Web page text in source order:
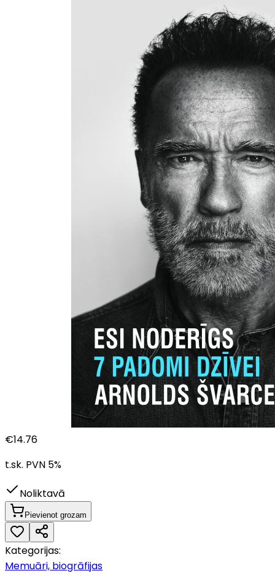
€14.76
t.sk. PVN 5%
Noliktavā
Pievienot grozam
Kategorijas:
Memuāri, biogrāfijas